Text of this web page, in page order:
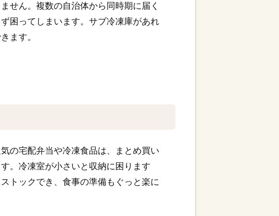
せん。複数の自治体から同時期に届く
困ってしまいます。サブ冷凍庫があれ
ます。
の宅配弁当や冷凍食品は、まとめ買い
。冷凍室が小さいと収納に困ります
トックでき、食事の準備もぐっと楽に